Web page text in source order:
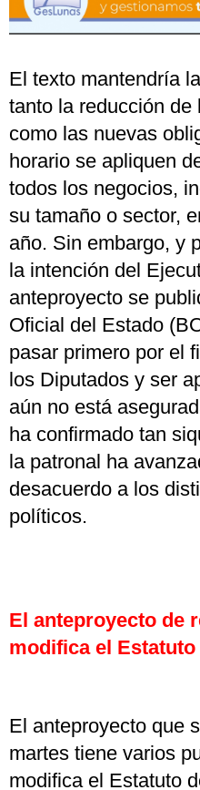
El texto mantendría
tanto la reducción de
como las nuevas
horario se apliquen
todos los negocios,
su tamaño o sector,
año. Sin embargo, y
la intención del
anteproyecto se
Oficial del Estado
pasar primero por el
los Diputados y ser
aún no está
ha confirmado tan
la patronal ha
desacuerdo a los
políticos.
El anteproyecto de
modifica el
El anteproyecto que
martes tiene varios
modifica el Estatuto